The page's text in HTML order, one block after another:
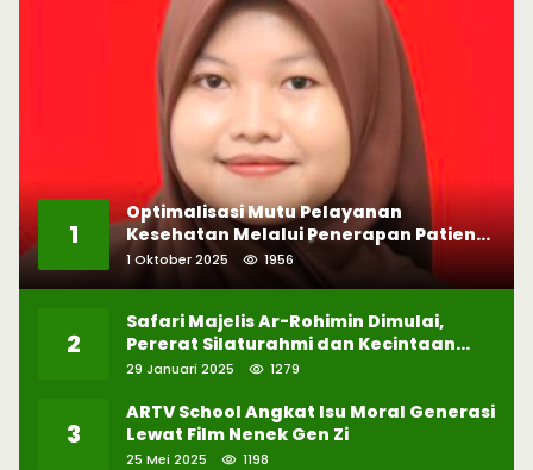
1
Optimalisasi Mutu Pelayanan
Kesehatan Melalui Penerapan Patient
Safety
1 Oktober 2025 1956
2
Safari Majelis Ar-Rohimin Dimulai,
Pererat Silaturahmi dan Kecintaan
pada Selawat
29 Januari 2025 1279
3
ARTV School Angkat Isu Moral Generasi
Lewat Film Nenek Gen Zi
25 Mei 2025 1198